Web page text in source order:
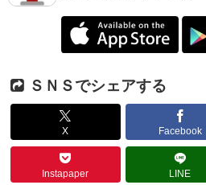
ＳＮＳでシェアする
X Facebook
Instapaper LINE